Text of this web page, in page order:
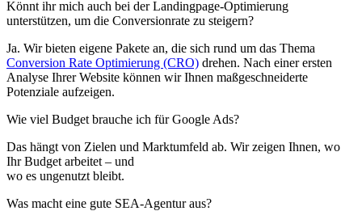
Könnt ihr mich auch bei der Landingpage-Optimierung
unterstützen, um die Conversionrate zu steigern?
Ja. Wir bieten eigene Pakete an, die sich rund um das Thema
Conversion Rate Optimierung (CRO) drehen. Nach einer ersten
Analyse Ihrer Website können wir Ihnen maßgeschneiderte
Potenziale aufzeigen.
Wie viel Budget brauche ich für Google Ads?
Das hängt von Zielen und Marktumfeld ab. Wir zeigen Ihnen, wo
Ihr Budget arbeitet – und
wo es ungenutzt bleibt.
Was macht eine gute SEA-Agentur aus?